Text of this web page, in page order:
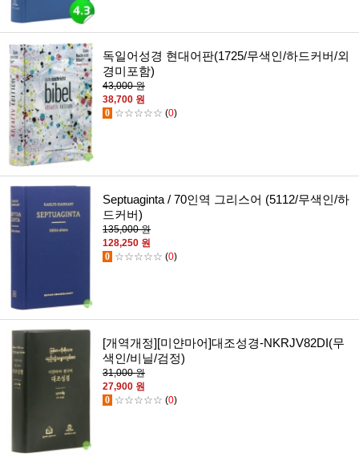
독일어성경 현대어판(1725/무색인/하드커버/외
경미포함)
43,000 원
38,700 원
0 ☆☆☆☆☆ (0)
Septuaginta / 70인역 그리스어 (5112/무색인/하
드커버)
135,000 원
128,250 원
0 ☆☆☆☆☆ (0)
[개역개정][미얀마어]대조성경-NKRJV82DI(무
색인/비닐/검정)
31,000 원
27,900 원
0 ☆☆☆☆☆ (0)